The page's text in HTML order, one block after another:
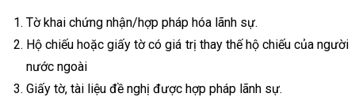
Tờ khai chứng nhận/hợp pháp hóa lãnh sự.
Hộ chiếu hoặc giấy tờ có giá trị thay thế hộ chiếu của người
nước ngoài
Giấy tờ, tài liệu đề nghị được hợp pháp lãnh sự.